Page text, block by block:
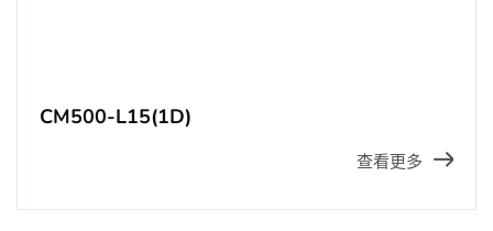
CM500-L15(1D)
查看更多